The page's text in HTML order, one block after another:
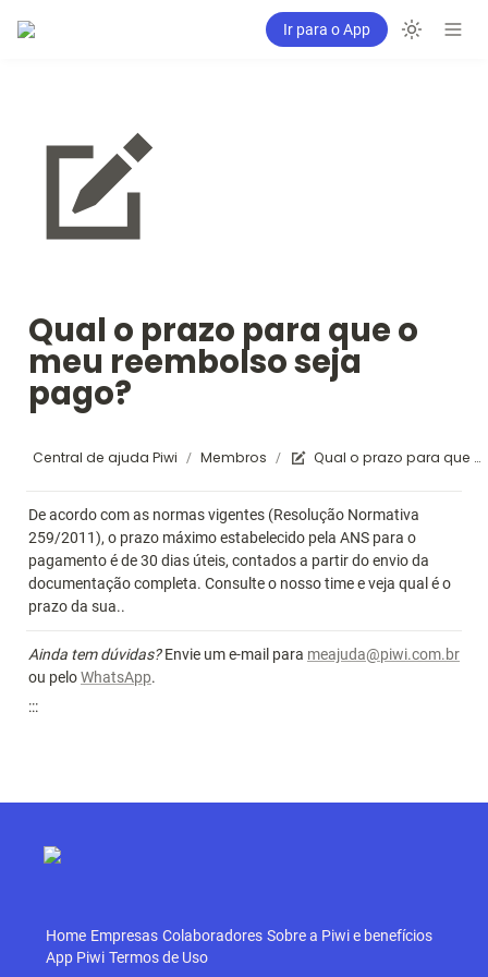
Ir para o App
Qual o prazo para que o
meu reembolso seja
pago?
Central de ajuda Piwi / Membros / Qual o prazo para que o meu reembolso seja pago?
De acordo com as normas vigentes (Resolução Normativa
259/2011), o prazo máximo estabelecido pela ANS para o
pagamento é de 30 dias úteis, contados a partir do envio da
documentação completa. Consulte o nosso time e veja qual é o
prazo da sua..
Ainda tem dúvidas? Envie um e-mail para meajuda@piwi.com.br
ou pelo WhatsApp.
:::
Home Empresas Colaboradores Sobre a Piwi e benefícios
App Piwi Termos de Uso